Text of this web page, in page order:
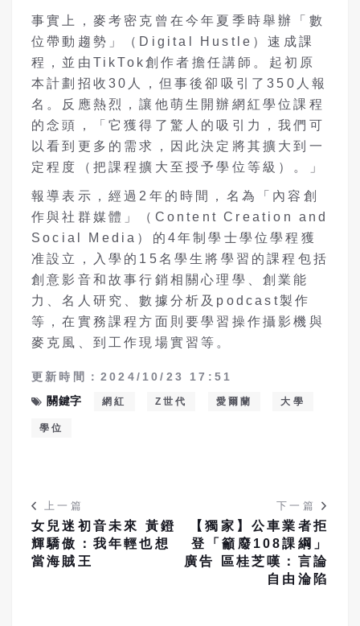
事實上，麥考密克曾在今年夏季時舉辦「數
位帶動趨勢」（Digital Hustle）速成課
程，並由TikTok創作者擔任講師。起初原
本計劃招收30人，但事後卻吸引了350人報
名。反應熱烈，讓他萌生開辦網紅學位課程
的念頭，「它獲得了驚人的吸引力，我們可
以看到更多的需求，因此決定將其擴大到一
定程度（把課程擴大至授予學位等級）。」
報導表示，經過2年的時間，名為「內容創
作與社群媒體」（Content Creation and
Social Media）的4年制學士學位學程獲
准設立，入學的15名學生將學習的課程包括
創意影音和故事行銷相關心理學、創業能
力、名人研究、數據分析及podcast製作
等，在實務課程方面則要學習操作攝影機與
麥克風、到工作現場實習等。
更新時間：2024/10/23 17:51
關鍵字
網紅 Z世代 愛爾蘭 大學
學位
上一篇
女兒迷初音未來 黃鐙
輝驕傲：我年輕也想
當海賊王
下一篇
【獨家】公車業者拒
登「籲廢108課綱」
廣告 區桂芝嘆：言論
自由淪陷